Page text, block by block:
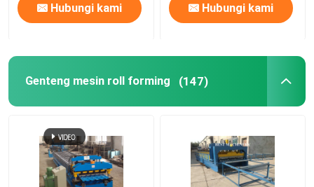
Produk
Tentang kami
Hubungi kami Hubungi kami
Genteng mesin roll forming (147)